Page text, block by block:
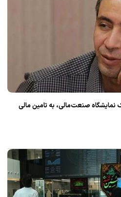
جذاب سال ۱۴۰۲/ كمك نمایشگاه صنعت‌مالی، به تامین مالی